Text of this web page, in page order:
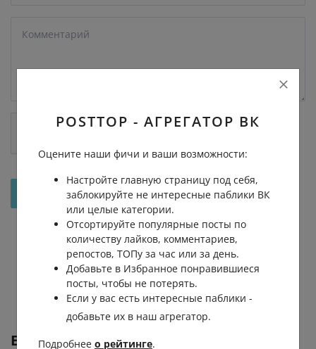
Отправить на рассмотрение
Еще отМАТЧ ТВ
POSTTOP - АГРЕГАТОР ВК
Оцените наши фичи и ваши возможности:
Настройте главную страницу под себя,
заблокируйте не интересные паблики ВК
или целые категории.
Отсортируйте популярные посты по
количеству лайков, комментариев,
репостов, ТОПу за час или за день.
Добавьте в Избранное понравившиеся
посты, чтобы не потерять.
Если у вас есть интересные паблики -
добавьте их в наш агрегатор.
Подробнее о рейтинге.